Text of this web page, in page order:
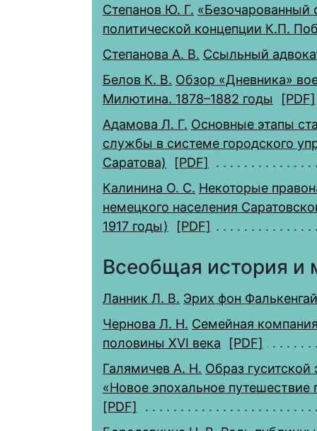
Степанов Ю. Г. «Безочарованный
политической концепции К.П.
Степанова А. В. Ссыльный
Белов К. В. Обзор «Дневника»
Милютина. 1878–1882 годы
[PDF]
Адамова Л. Г. Основные этапы
службы в системе городского
Саратова)
[PDF]
Калинина О. С. Некоторые
немецкого населения
1917 годы)
[PDF]
Всеобщая история
Ланник Л. В. Эрих фон
Чернова Л. Н. Семейная
половины XVI века
[PDF]
Галямичев А. Н. Образ
«Новое эпохальное путешествие
[PDF]